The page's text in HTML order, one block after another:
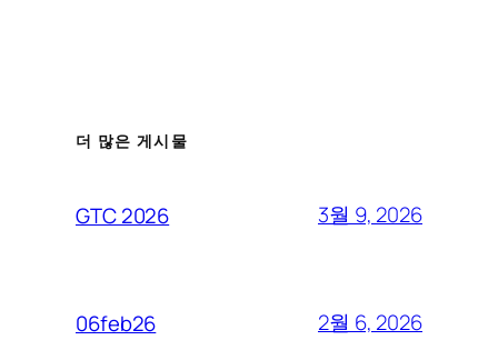
더 많은 게시물
GTC 2026 3월 9, 2026
06feb26 2월 6, 2026